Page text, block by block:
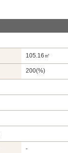
105.16㎡
200(%)
-